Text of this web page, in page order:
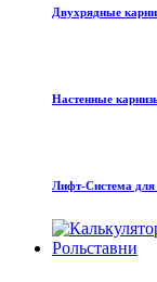
Двухрядные
Настенные
Лифт-Система для
Рольставни